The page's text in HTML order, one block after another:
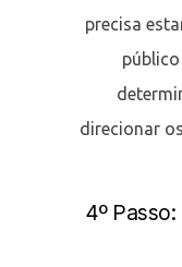
precisa
direcionar
4º